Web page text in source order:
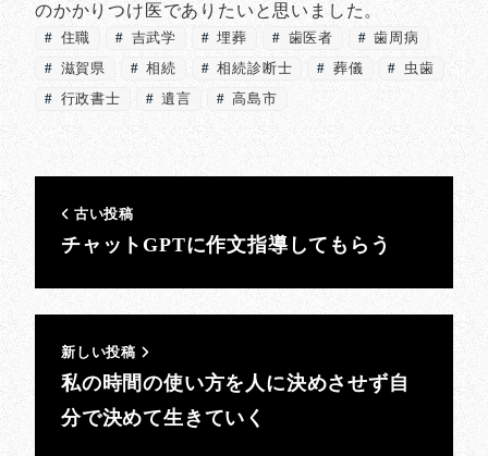
のかかりつけ医でありたいと思いました。
住職 吉武学 埋葬 歯医者
歯周病
滋賀県
相続 相続診断士 葬儀
虫歯
行政書士
遺言 高島市
古い投稿
チャットGPTに作文指導してもらう
新しい投稿
私の時間の使い方を人に決めさせず自
分で決めて生きていく